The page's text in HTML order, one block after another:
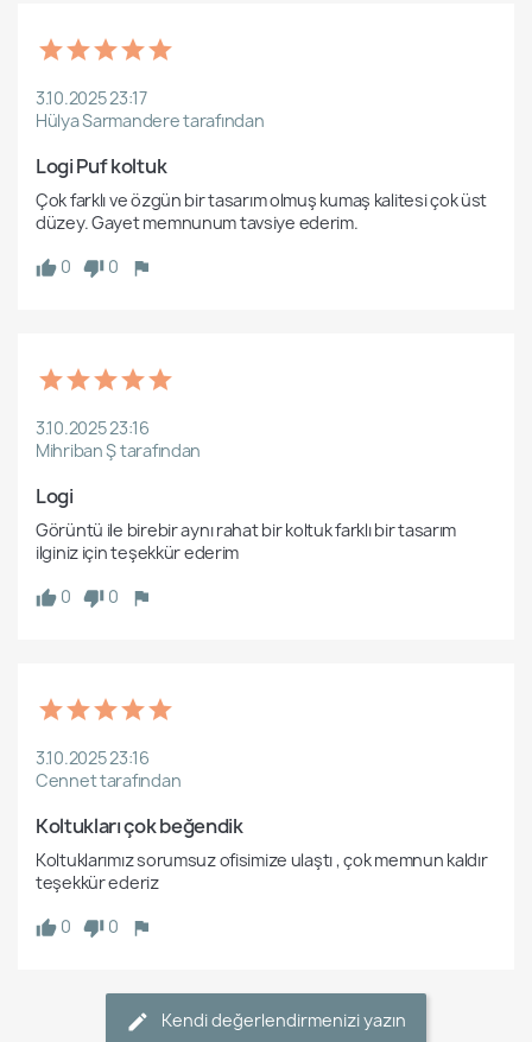
3.10.2025 23:17
Hülya Sarmandere tarafından
Logi Puf koltuk
Çok farklı ve özgün bir tasarım olmuş kumaş kalitesi çok üst
düzey. Gayet memnunum tavsiye ederim.
0
0
3.10.2025 23:16
Mihriban Ş tarafından
Logi
Görüntü ile birebir aynı rahat bir koltuk farklı bir tasarım
ilginiz için teşekkür ederim
0
0
3.10.2025 23:16
Cennet tarafından
Koltukları çok beğendik
Koltuklarımız sorumsuz ofisimize ulaştı , çok memnun kaldır
teşekkür ederiz
0
0
Kendi değerlendirmenizi yazın